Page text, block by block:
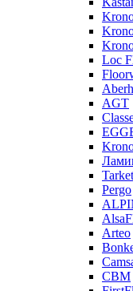
Loc
AGT
Pergo
Arteo
CBM